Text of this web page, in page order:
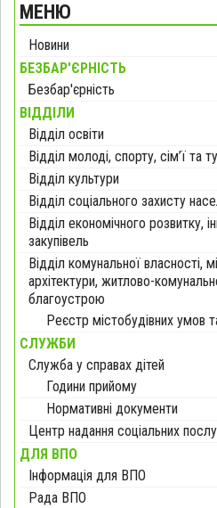
МЕНЮ
Новини
БЕЗБАР'ЄРНІСТЬ
Безбар'єрність
ВІДДІЛИ
Відділ освіти
Відділ молоді, спорту, сім’ї та
Відділ культури
Відділ соціального захисту
Відділ економічного розвитку,
закупівель
Відділ комунальної власності,
архітектури, житлово-
благоустрою
Реєстр містобудівних умов
СЛУЖБИ
Служба у справах дітей
Години прийому
Нормативні документи
Центр надання соціальних
ДЛЯ ВПО
Інформація для ВПО
Рада ВПО